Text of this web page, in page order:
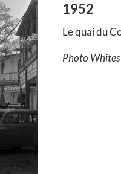
1952
Le quai du
Photo